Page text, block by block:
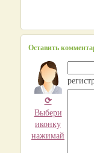
Оставить
⟳
Выбери
иконку
нажимай